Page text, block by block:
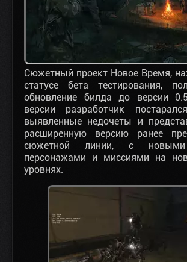
Сюжетный проект Новое Время,
статусе бета тестирования,
обновление билда до версии
версии разработчик
выявленные недочеты и
расширенную версию ранее
сюжетной линии, с новыми
персонажами и миссиями на
уровнях.